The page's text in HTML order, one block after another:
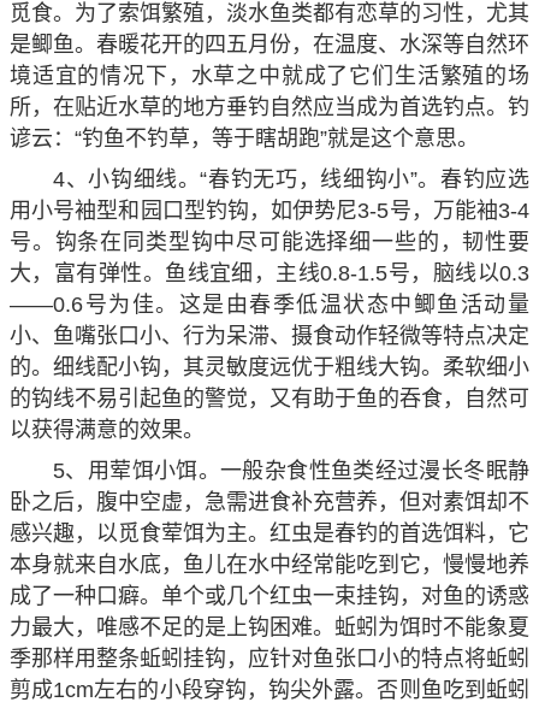
觅食。为了索饵繁殖，淡水鱼类都有恋草的习性，尤其
是鲫鱼。春暖花开的四五月份，在温度、水深等自然环
境适宜的情况下，水草之中就成了它们生活繁殖的场
所，在贴近水草的地方垂钓自然应当成为首选钓点。钓
谚云：“钓鱼不钓草，等于瞎胡跑”就是这个意思。
4、小钩细线。“春钓无巧，线细钩小”。春钓应选
用小号袖型和园口型钓钩，如伊势尼3-5号，万能袖3-4
号。钩条在同类型钩中尽可能选择细一些的，韧性要
大，富有弹性。鱼线宜细，主线0.8-1.5号，脑线以0.3
——0.6号为佳。这是由春季低温状态中鲫鱼活动量
小、鱼嘴张口小、行为呆滞、摄食动作轻微等特点决定
的。细线配小钩，其灵敏度远优于粗线大钩。柔软细小
的钩线不易引起鱼的警觉，又有助于鱼的吞食，自然可
以获得满意的效果。
5、用荤饵小饵。一般杂食性鱼类经过漫长冬眠静
卧之后，腹中空虚，急需进食补充营养，但对素饵却不
感兴趣，以觅食荤饵为主。红虫是春钓的首选饵料，它
本身就来自水底，鱼儿在水中经常能吃到它，慢慢地养
成了一种口癖。单个或几个红虫一束挂钩，对鱼的诱惑
力最大，唯感不足的是上钩困难。蚯蚓为饵时不能象夏
季那样用整条蚯蚓挂钩，应针对鱼张口小的特点将蚯蚓
剪成1cm左右的小段穿钩，钩尖外露。否则鱼吃到蚯蚓